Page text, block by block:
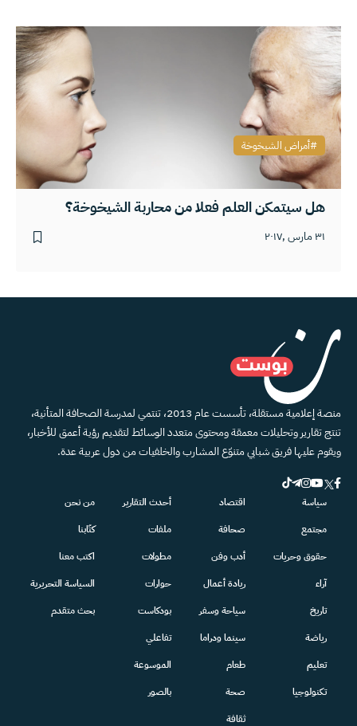
هل سيتمكن العلم فعلا من محاربة الشيخوخة؟
٣١ مارس ,٢٠١٧
أمراض الشيخوخة
منصة إعلامية مستقلة، تأسست عام 2013، تنتمي لمدرسة الصحافة المتأنية،
تنتج تقارير وتحليلات معمقة ومحتوى متعدد الوسائط لتقديم رؤية أعمق للأخبار،
ويقوم عليها فريق شبابي متنوّع المشارب والخلفيات من دول عربية عدة.
سياسة
مجتمع
حقوق وحريات
آراء
تاريخ
رياضة
تعليم
تكنولوجيا
اقتصاد
صحافة
أدب وفن
ريادة أعمال
سياحة وسفر
سينما ودراما
طعام
صحة
ثقافة
أحدث التقارير
ملفات
مطولات
حوارات
بودكاست
تفاعلي
الموسوعة
بالصور
من نحن
كتّابنا
اكتب معنا
السياسة التحريرية
بحث متقدم